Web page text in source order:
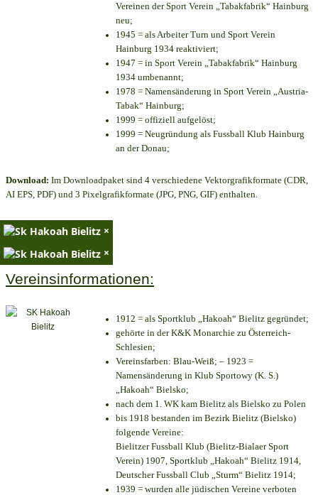
Vereinen der Sport Verein „Tabakfabrik“ Hainburg
neu;
1945 = als Arbeiter Turn und Sport Verein
Hainburg 1934 reaktiviert;
1947 = in Sport Verein „Tabakfabrik“ Hainburg
1934 umbenannt;
1978 = Namensänderung in Sport Verein „Austria-
Tabak“ Hainburg;
1999 = offiziell aufgelöst;
1999 = Neugründung als Fussball Klub Hainburg
an der Donau;
Download: Im Downloadpaket sind 4 verschiedene Vektorgrafikformate (CDR,
AI EPS, PDF) und 3 Pixelgrafikformate (JPG, PNG, GIF) enthalten.
×
×
Vereinsinformationen:
1912 = als Sportklub „Hakoah“ Bielitz gegründet;
gehörte in der K&K Monarchie zu Österreich-
Schlesien;
Vereinsfarben: Blau-Weiß; – 1923 =
Namensänderung in Klub Sportowy (K. S.)
„Hakoah“ Bielsko;
nach dem 1. WK kam Bielitz als Bielsko zu Polen
bis 1918 bestanden im Bezirk Bielitz (Bielsko)
folgende Vereine:
Bielitzer Fussball Klub (Bielitz-Bialaer Sport
Verein) 1907, Sportklub „Hakoah“ Bielitz 1914,
Deutscher Fussball Club „Sturm“ Bielitz 1914;
1939 = wurden alle jüdischen Vereine verboten